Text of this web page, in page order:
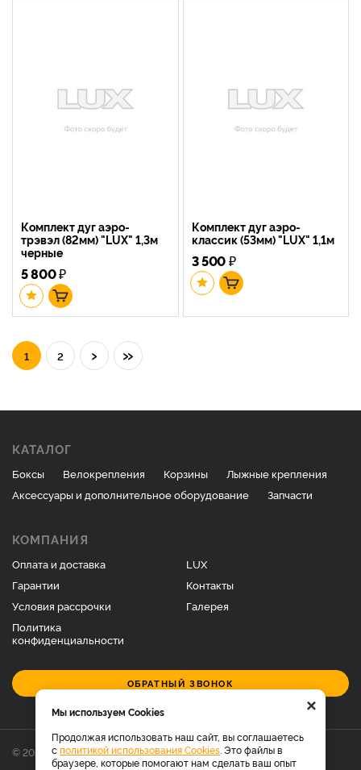
Комплект дуг аэро-
трэвэл (82мм) "LUX" 1,3м
черные
5 800₽
Комплект дуг аэро-
классик (53мм) "LUX" 1,1м
3 500₽
1 2 › »
КАТАЛОГ
Боксы Велокрепления Корзины
Лыжные крепления
Аксессуары и дополнительное оборудование
Запчасти
КОМПАНИЯ
Оплата и доставка
Гарантии
Условия рассрочки
Политика
конфиденциальности
LUX
Контакты
Галерея
ОБРАТНЫЙ ЗВОНОК
© 2026 Фирменный магазин багажников LUX.
×
Мы используем Cookies
Продолжая использовать наш сайт, вы соглашаетесь
с политикой использования Cookies . Это файлы в
браузере, которые помогают нам сделать ваш опыт